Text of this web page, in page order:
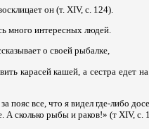
он (т. XIV, с. 124).
много интересных людей.
о своей рыбалке,
карасей кашей, а сестра едет
все, что я видел где-либо
А сколько рыбы и раков!» (т XIV, с.